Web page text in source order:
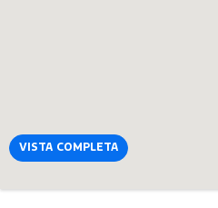
VISTA COMPLETA